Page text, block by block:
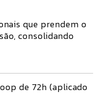
que prendem o
, consolidando
de 72h (aplicado